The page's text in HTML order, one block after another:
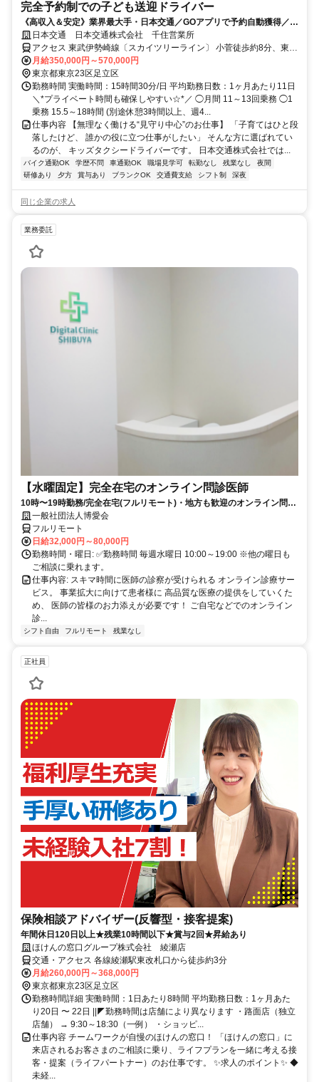
完全予約制での子ども送迎ドライバー
《高収入＆安定》業界最大手・日本交通／GOアプリで予約自動獲得／月
収50万円以上可能・給与保証／土日休みOK・未経験歓迎
日本交通 日本交通株式会社 千住営業所
アクセス 東武伊勢崎線〔スカイツリーライン〕 小菅徒歩約8分、東武
伊勢崎線〔スカイツリーライン〕 五反野徒歩約9分、東京メトロ千代
田線 綾瀬西口徒歩約16分
月給350,000円～570,000円
東京都東京23区足立区
勤務時間 実働時間：15時間30分/日 平均勤務日数：1ヶ月あたり11日
＼*プライベート時間も確保しやすい☆*／ ◯月間 11～13回乗務 ◯1
乗務 15.5～18時間 (別途休憩3時間以上、週4...
仕事内容 【無理なく働ける“見守り中心”のお仕事】 「子育てはひと段
落したけど、 誰かの役に立つ仕事がしたい」 そんな方に選ばれてい
るのが、 キッズタクシードライバーです。 日本交通株式会社では...
バイク通勤OK 学歴不問 車通勤OK 職場見学可 転勤なし 残業なし
夜間
研修あり
夕方 賞与あり ブランクOK 交通費支給 シフト制 深夜
同じ企業の求人
業務委託
【水曜固定】完全在宅のオンライン問診医師
10時〜19時勤務/完全在宅(フルリモート)・地方も歓迎のオンライン問診
業務一般社団法人博愛会
フルリモート
日給32,000円～80,000円
勤務時間・曜日: ✅勤務時間 毎週水曜日 10:00～19:00 ※他の曜日も
ご相談に乗れます。
仕事内容: スキマ時間に医師の診察が受けられる オンライン診療サー
ビス。 事業拡大に向けて患者様に 高品質な医療の提供をしていくた
め、 医師の皆様のお力添えが必要です！ ご自宅などでのオンライン
診...
シフト自由 フルリモート 残業なし
正社員
保険相談アドバイザー(反響型・接客提案)
年間休日120日以上★残業10時間以下★賞与2回★昇給あり
ほけんの窓口グループ株式会社 綾瀬店
交通・アクセス 各線綾瀬駅東改札口から徒歩約3分
月給260,000円～368,000円
東京都東京23区足立区
勤務時間詳細 実働時間：1日あたり8時間 平均勤務日数：1ヶ月あた
り20日 〜 22日 ||◤勤務時間は店舗により異なります ・路面店（独立
店舗） → 9:30～18:30（一例） ・ショッピ...
仕事内容 チームワークが自慢のほけんの窓口！ 「ほけんの窓口」に
来店されるお客さまのご相談に乗り、ライフプランを一緒に考える接
客・提案（ライフパートナー）のお仕事です。 ✨求人のポイント✨ ◆
未経...